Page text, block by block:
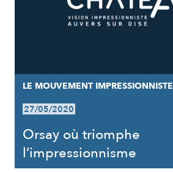
LE MOUVEMENT IMPRESSIONNISTE
27/05/2020
Orsay où triomphe
l’impressionnisme